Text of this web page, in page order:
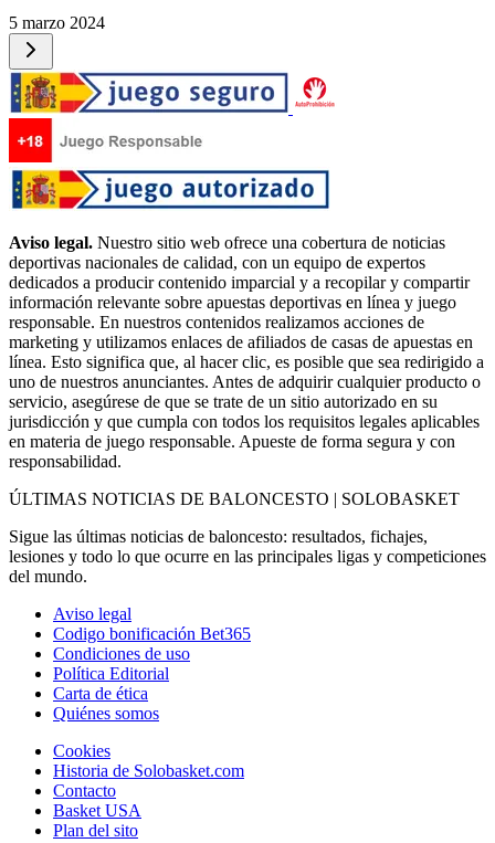
5 marzo 2024
Aviso legal. Nuestro sitio web ofrece una cobertura de noticias
deportivas nacionales de calidad, con un equipo de expertos
dedicados a producir contenido imparcial y a recopilar y compartir
información relevante sobre apuestas deportivas en línea y juego
responsable. En nuestros contenidos realizamos acciones de
marketing y utilizamos enlaces de afiliados de casas de apuestas en
línea. Esto significa que, al hacer clic, es posible que sea redirigido a
uno de nuestros anunciantes. Antes de adquirir cualquier producto o
servicio, asegúrese de que se trate de un sitio autorizado en su
jurisdicción y que cumpla con todos los requisitos legales aplicables
en materia de juego responsable. Apueste de forma segura y con
responsabilidad.
ÚLTIMAS NOTICIAS DE BALONCESTO | SOLOBASKET
Sigue las últimas noticias de baloncesto: resultados, fichajes,
lesiones y todo lo que ocurre en las principales ligas y competiciones
del mundo.
Aviso legal
Codigo bonificación Bet365
Condiciones de uso
Política Editorial
Carta de ética
Quiénes somos
Cookies
Historia de Solobasket.com
Contacto
Basket USA
Plan del sito